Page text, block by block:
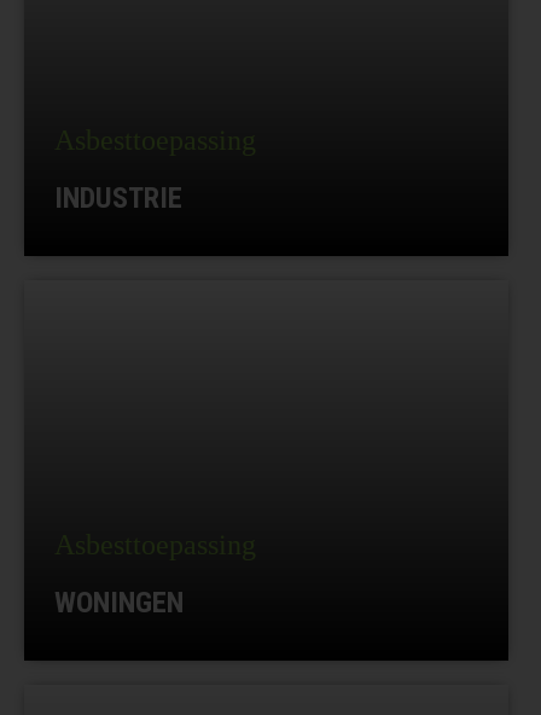
Asbesttoepassing
INDUSTRIE
Asbesttoepassing
WONINGEN